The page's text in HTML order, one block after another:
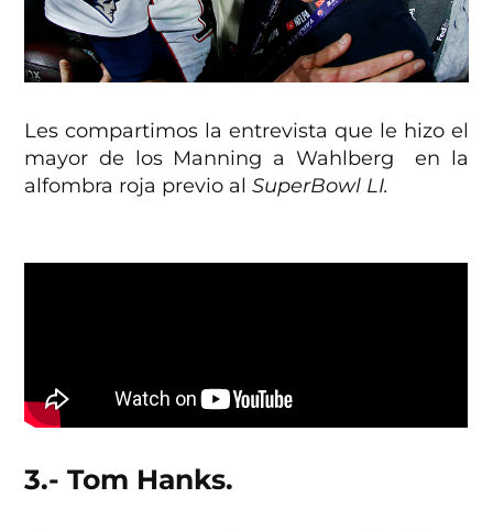
Les compartimos la entrevista que le hizo el
mayor de los Manning a Wahlberg en la
alfombra roja previo alSuperBowl LI.
3.- Tom Hanks.